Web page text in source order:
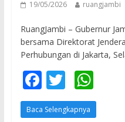
19/05/2026 ruangjambi
RuangJambi – Gubernur
bersama Direktorat
Perhubungan di Jakarta,
F
ac
T
w
W
h
Baca Selengkapnya